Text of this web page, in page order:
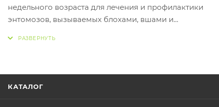
недельного возраста для лечения и профилактики
энтомозов, вызываемых блохами, вшами и
КАТАЛОГ